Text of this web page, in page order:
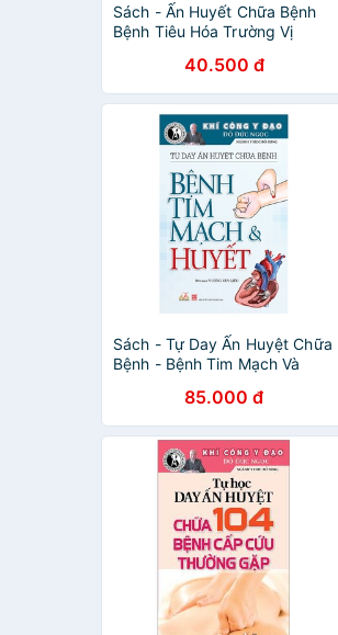
Sách - Ấn Huyết Chữa Bệnh
Bệnh Tiêu Hóa Trường Vị
40.500 đ
Sách - Tự Day Ấn Huyệt Chữa
Bệnh - Bệnh Tim Mạch Và
85.000 đ